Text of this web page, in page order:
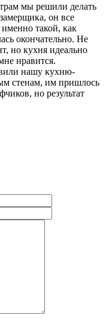
мы решили делать
он все
такой, как
окончательно. Не
но кухня идеально
нравится.
нашу кухню-
стенам, им пришлось
но результат